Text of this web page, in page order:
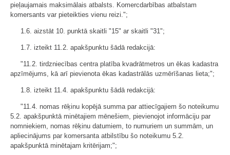
pieļaujamais maksimālais atbalsts. Komercdarbības atbalstam
komersants var pieteikties vienu reizi.";
1.6. aizstāt 10. punktā skaitli "15" ar skaitli "31";
1.7. izteikt 11.2. apakšpunktu šādā redakcijā:
"11.2. tirdzniecības centra platība kvadrātmetros un ēkas kadastra
apzīmējums, kā arī pievienota ēkas kadastrālās uzmērīšanas lieta;";
1.8. izteikt 11.4. apakšpunktu šādā redakcijā:
"11.4. nomas rēķinu kopējā summa par attiecīgajiem šo noteikumu
5.2. apakšpunktā minētajiem mēnešiem, pievienojot informāciju par
nomniekiem, nomas rēķinu datumiem, to numuriem un summām, un
apliecinājums par komersanta atbilstību šo noteikumu 5.2.
apakšpunktā minētajam kritērijam;";